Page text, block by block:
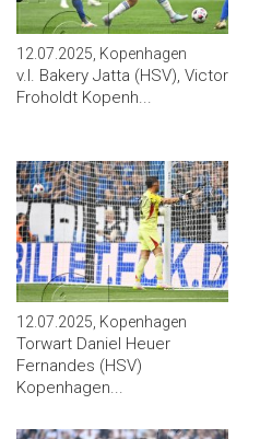
12.07.2025, Kopenhagen
v.l. Bakery Jatta (HSV), Victor
Froholdt Kopenh...
12.07.2025, Kopenhagen
Torwart Daniel Heuer
Fernandes (HSV)
Kopenhagen...